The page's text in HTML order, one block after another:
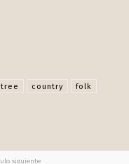
WhatsApp